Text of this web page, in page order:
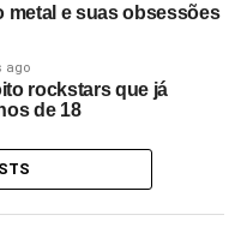
metal e suas obsessões
ago
rockstars que já
de 18